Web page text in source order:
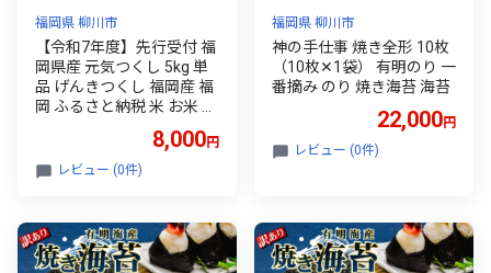
福岡県 柳川市
【令和7年度】先行受付 福
岡県産 元気つくし 5kg 単
品 げんきつくし 福岡産 福
岡 ふるさと納税 米 お米 辻
お米 こめ コメ ライス ご飯
ごはん 美味しい 贈り物 国
8,000円
レビュー (0件)
福岡県 柳川市
神の手仕事 焼き全形 10枚
（10枚✕1袋） 有明のり 一
番摘み のり 焼き海苔 海苔
22,000円
レビュー (0件)